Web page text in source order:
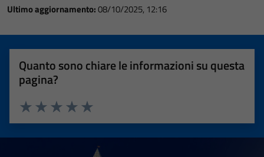
Ultimo aggiornamento:08/10/2025, 12:16
Quanto sono chiare le informazioni su questa
pagina?
Valuta 5 stelle su 5
Valuta 4 stelle su 5
Valuta 3 stelle su 5
Valuta 2 stelle su 5
Valuta 1 stelle su 5